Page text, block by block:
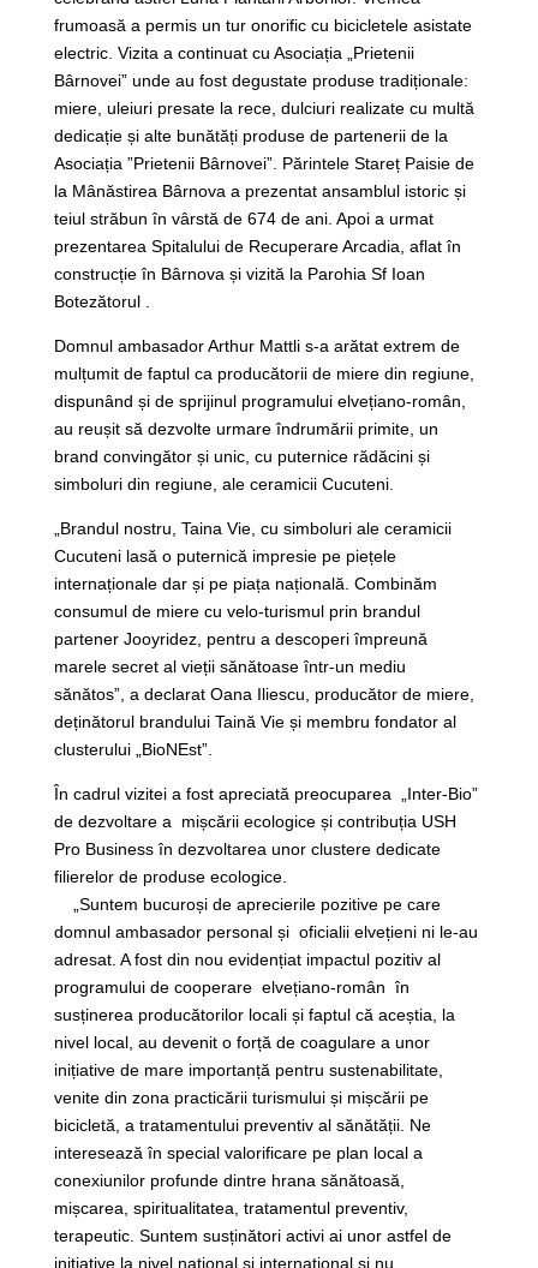
frumoasă a permis un tur onorific cu bicicletele asistate
electric. Vizita a continuat cu Asociația „Prietenii
Bârnovei” unde au fost degustate produse tradiționale:
miere, uleiuri presate la rece, dulciuri realizate cu multă
dedicație și alte bunătăți produse de partenerii de la
Asociația ”Prietenii Bârnovei”. Părintele Stareț Paisie de
la Mânăstirea Bârnova a prezentat ansamblul istoric și
teiul străbun în vârstă de 674 de ani. Apoi a urmat
prezentarea Spitalului de Recuperare Arcadia, aflat în
construcție în Bârnova și vizită la Parohia Sf Ioan
Botezătorul .
Domnul ambasador Arthur Mattli s-a arătat extrem de
mulțumit de faptul ca producătorii de miere din regiune,
dispunând și de sprijinul programului elvețiano-român,
au reușit să dezvolte urmare îndrumării primite, un
brand convingător și unic, cu puternice rădăcini și
simboluri din regiune, ale ceramicii Cucuteni.
„Brandul nostru, Taina Vie, cu simboluri ale ceramicii
Cucuteni lasă o puternică impresie pe piețele
internaționale dar și pe piața națională. Combinăm
consumul de miere cu velo-turismul prin brandul
partener Jooyridez, pentru a descoperi împreună
marele secret al vieții sănătoase într-un mediu
sănătos”, a declarat Oana Iliescu, producător de miere,
deținătorul brandului Taină Vie și membru fondator al
clusterului „BioNEst”.
În cadrul vizitei a fost apreciată preocuparea „Inter-Bio”
de dezvoltare a mișcării ecologice și contribuția USH
Pro Business în dezvoltarea unor clustere dedicate
filierelor de produse ecologice.
„Suntem bucuroși de aprecierile pozitive pe care
domnul ambasador personal și oficialii elvețieni ni le-au
adresat. A fost din nou evidențiat impactul pozitiv al
programului de cooperare elvețiano-român în
susținerea producătorilor locali și faptul că aceștia, la
nivel local, au devenit o forță de coagulare a unor
inițiative de mare importanță pentru sustenabilitate,
venite din zona practicării turismului și mișcării pe
bicicletă, a tratamentului preventiv al sănătății. Ne
interesează în special valorificare pe plan local a
conexiunilor profunde dintre hrana sănătoasă,
mișcarea, spiritualitatea, tratamentul preventiv,
terapeutic. Suntem susținători activi ai unor astfel de
inițiative la nivel național și internațional și nu